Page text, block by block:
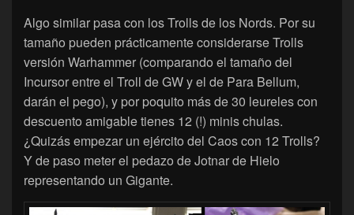
Algo similar pasa con los Trolls de los Nords. Por su
tamaño pueden prácticamente considerarse Trolls
versión Warhammer (comparando el tamaño del
Incursor entre el Troll de GW y el de Para Bellum,
darán el pego), y por poquito más de 30 leureles con
descuento amigable tienes 12 (!) minis chulas.
¿Quizás empezar un ejército del Caos con 12 Trolls?
Y de paso meter el pedazo de Jotnar de Hielo
representando un Gigante.